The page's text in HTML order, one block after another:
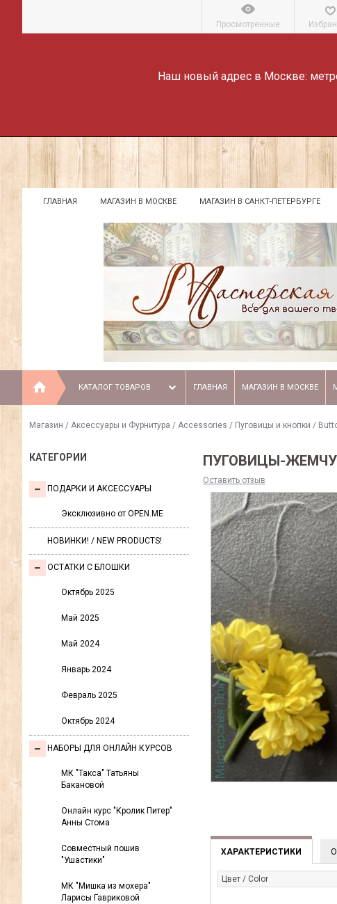
Наш новый адрес в Москве:
Просмотренные
ГЛАВНАЯ МАГАЗИН В МОСКВЕ МАГАЗИН В САНКТ-ПЕТЕРБУРГЕ
КАТАЛОГ ТОВАРОВ ГЛАВНАЯ МАГАЗИН В МОСКВЕ
Магазин / Аксессуары и Фурнитура / Accessories / Пуговицы и кнопки /
КАТЕГОРИИ
ПОДАРКИ И АКСЕССУАРЫ
Эксклюзивно от OPEN.ME
НОВИНКИ! / NEW PRODUCTS!
ОСТАТКИ С БЛОШКИ
Октябрь 2025
Май 2025
Май 2024
Январь 2024
Февраль 2025
Октябрь 2024
НАБОРЫ ДЛЯ ОНЛАЙН КУРСОВ
МК "Такса" Татьяны
Бакановой
Онлайн курс "Кролик Питер"
Анны Стома
Совместный пошив
"Ушастики"
МК "Мишка из мохера"
Ларисы Гавриковой
ПУГОВИЦЫ-
Оставить отзыв
ХАРАКТЕРИСТИКИ
Цвет / Color